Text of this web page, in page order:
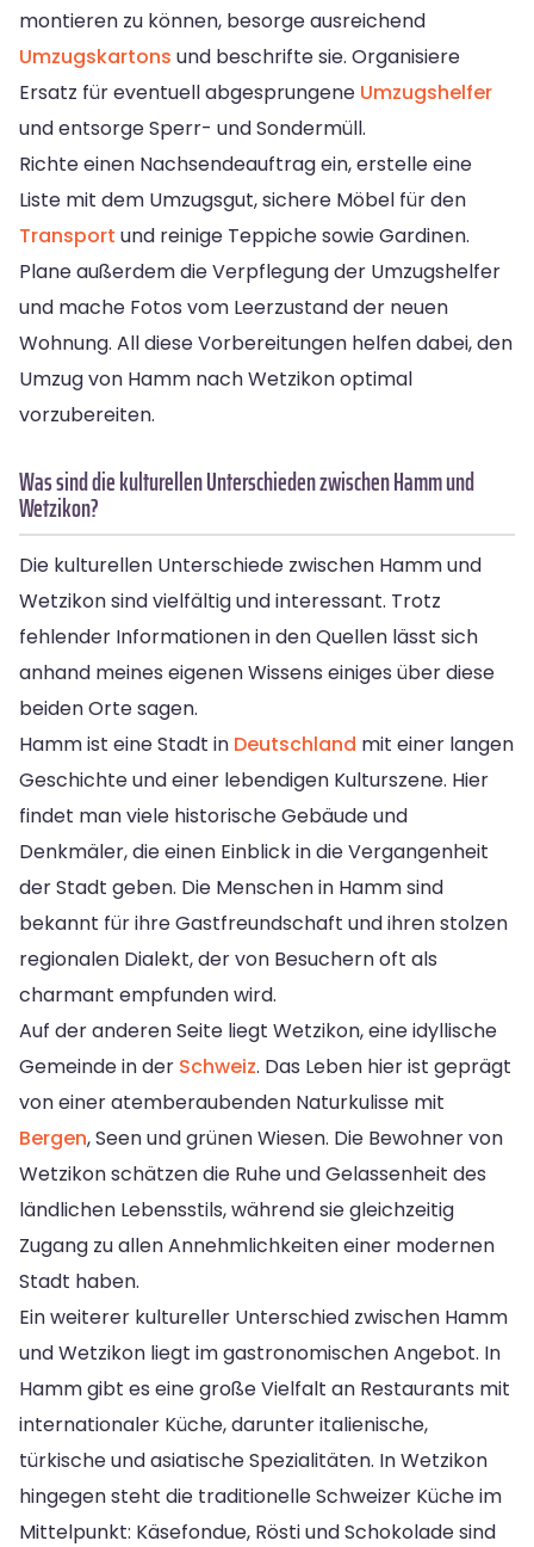
montieren zu können, besorge ausreichend
Umzugskartons und beschrifte sie. Organisiere
Ersatz für eventuell abgesprungene Umzugshelfer
und entsorge Sperr- und Sondermüll.
Richte einen Nachsendeauftrag ein, erstelle eine
Liste mit dem Umzugsgut, sichere Möbel für den
Transport und reinige Teppiche sowie Gardinen.
Plane außerdem die Verpflegung der Umzugshelfer
und mache Fotos vom Leerzustand der neuen
Wohnung. All diese Vorbereitungen helfen dabei, den
Umzug von Hamm nach Wetzikon optimal
vorzubereiten.
Was sind die kulturellen Unterschieden zwischen Hamm und
Wetzikon?
Die kulturellen Unterschiede zwischen Hamm und
Wetzikon sind vielfältig und interessant. Trotz
fehlender Informationen in den Quellen lässt sich
anhand meines eigenen Wissens einiges über diese
beiden Orte sagen.
Hamm ist eine Stadt in Deutschland mit einer langen
Geschichte und einer lebendigen Kulturszene. Hier
findet man viele historische Gebäude und
Denkmäler, die einen Einblick in die Vergangenheit
der Stadt geben. Die Menschen in Hamm sind
bekannt für ihre Gastfreundschaft und ihren stolzen
regionalen Dialekt, der von Besuchern oft als
charmant empfunden wird.
Auf der anderen Seite liegt Wetzikon, eine idyllische
Gemeinde in der Schweiz. Das Leben hier ist geprägt
von einer atemberaubenden Naturkulisse mit
Bergen, Seen und grünen Wiesen. Die Bewohner von
Wetzikon schätzen die Ruhe und Gelassenheit des
ländlichen Lebensstils, während sie gleichzeitig
Zugang zu allen Annehmlichkeiten einer modernen
Stadt haben.
Ein weiterer kultureller Unterschied zwischen Hamm
und Wetzikon liegt im gastronomischen Angebot. In
Hamm gibt es eine große Vielfalt an Restaurants mit
internationaler Küche, darunter italienische,
türkische und asiatische Spezialitäten. In Wetzikon
hingegen steht die traditionelle Schweizer Küche im
Mittelpunkt: Käsefondue, Rösti und Schokolade sind